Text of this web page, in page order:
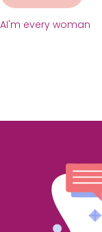
AI'm every woman